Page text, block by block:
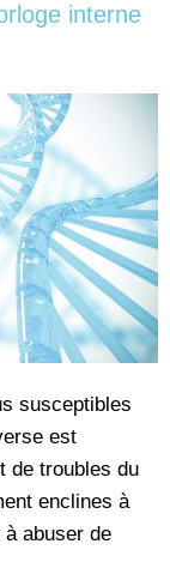
interne
susceptibles
est
de troubles du
enclines à
abuser de